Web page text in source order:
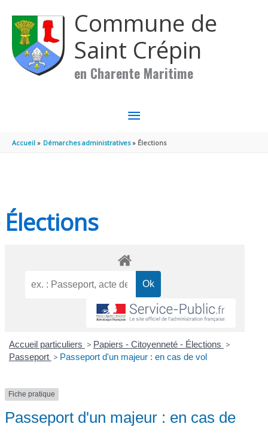
Commune de
Saint Crépin
en Charente Maritime
MENU
PRINCIPAL
Accueil Démarches administratives Élections
Élections
Accueil particuliers > Papiers - Citoyenneté - Élections >
Passeport > Passeport d'un majeur : en cas de vol
Fiche pratique
Passeport d'un majeur : en cas de